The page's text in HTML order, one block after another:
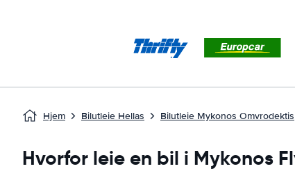
Hjem Bilutleie Hellas Bilutleie Mykonos Omvrodektis
Hvorfor leie en bil i Mykonos